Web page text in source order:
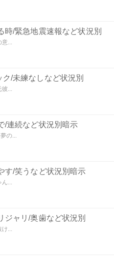
時/緊急地震速報など状況別
意...
/未練なしなど状況別
彼...
/連続など状況別暗示
の...
す/笑うなど状況別暗示
ん...
ジャリ/奥歯など状況別
け...